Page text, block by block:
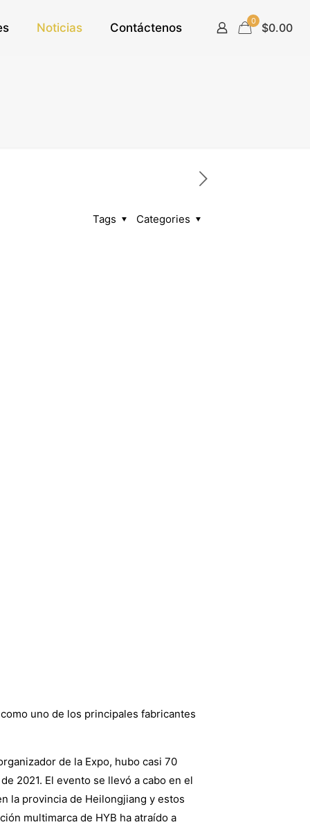
Noticias Contáctenos 0 $0.00
Categories
Tags
uno de los principales fabricantes
de la Expo, hubo casi 70
2021. El evento se llevó a cabo en el
la provincia de Heilongjiang y estos
multimarca de HYB ha atraído a